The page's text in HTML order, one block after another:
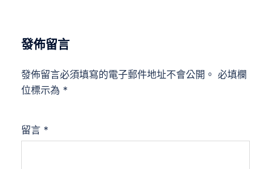
發佈留言
發佈留言必須填寫的電子郵件地址不會公開。 必填欄
位標示為 *
留言 *